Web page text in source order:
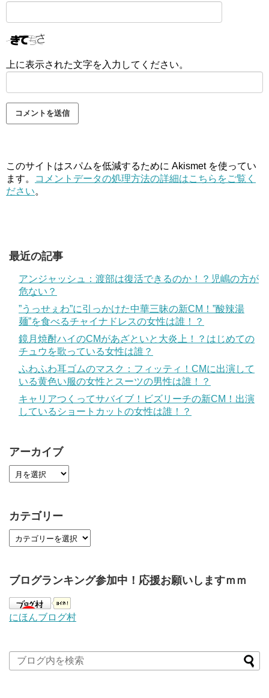
上に表示された文字を入力してください。
このサイトはスパムを低減するために Akismet を使ってい
ます。
コメントデータの処理方法の詳細はこちらをご覧く
ださい。
最近の記事
アンジャッシュ：渡部は復活できるのか！？児嶋の方が
危ない？
”うっせぇわ”に引っかけた中華三昧の新CM！”酸辣湯
麺”を食べるチャイナドレスの女性は誰！？
鏡月焼酎ハイのCMがあざといと大炎上！？はじめての
チュウを歌っている女性は誰？
ふわふわ耳ゴムのマスク：フィッティ！CMに出演して
いる黄色い服の女性とスーツの男性は誰！？
キャリアつくってサバイブ！ビズリーチの新CM！出演
しているショートカットの女性は誰！？
アーカイブ
カテゴリー
ブログランキング参加中！応援お願いしますｍｍ
にほんブログ村